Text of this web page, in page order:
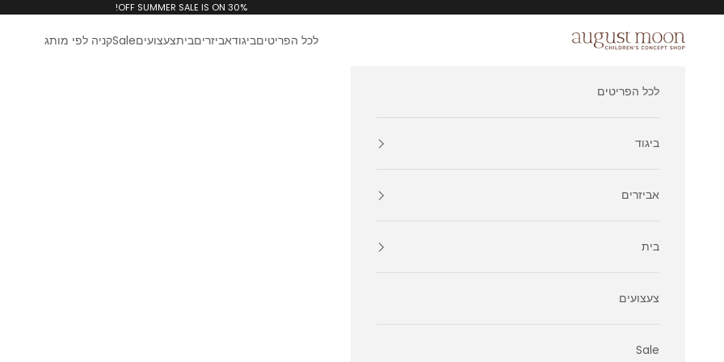
30% OFF SUMMER SALE IS ON!
August Moon לכל הפריטיםביגודאביזריםביתצעצועיםSaleקניה לפי מותג
לכל הפריטים
ביגוד
אביזרים
בית
צעצועים
Sale